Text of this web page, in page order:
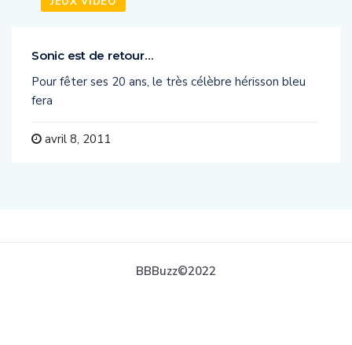
Sonic est de retour…
Pour fêter ses 20 ans, le très célèbre hérisson bleu
fera
avril 8, 2011
BBBuzz©2022